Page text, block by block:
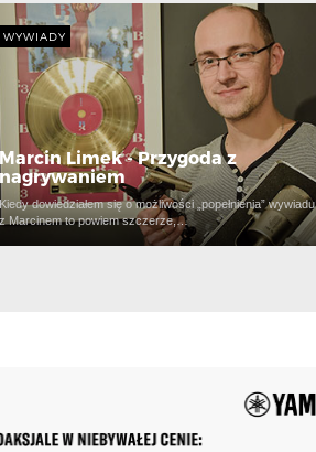
WYWIADY
Marcin Limek - Przygoda z
nagrywaniem
Kiedy dowiedziałem się o możliwości „popełnienia” wywiadu
z Marcinem to powiem szczerze,…